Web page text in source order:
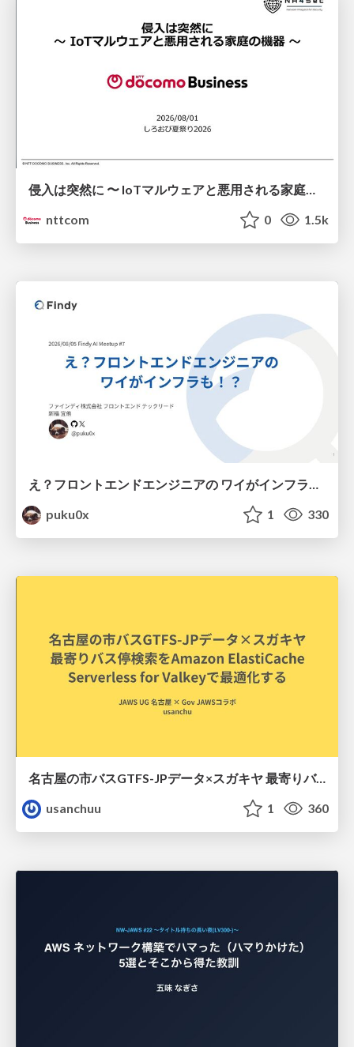
侵入は突然に 〜 IoTマルウェアと悪用される家庭の機器 ～ / When Intrusion Strikes: IoT Malware and the Abuse of Home Devices
nttcom
0 1.5k
puku0x
1 330
名古屋の市バスGTFS-JPデータ×スガキヤ 最寄りバス停検索をAmazon ElastiCache Serverless for Valkeyで最適化する
usanchuu
1 360